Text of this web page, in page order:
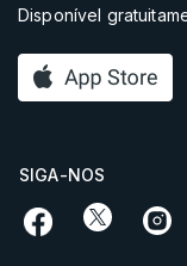
Disponível
SIGA-NOS